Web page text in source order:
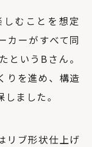
むことを想定
カーがすべて同
というBさん。
りを進め、構造
ました。
リブ形状仕上げ